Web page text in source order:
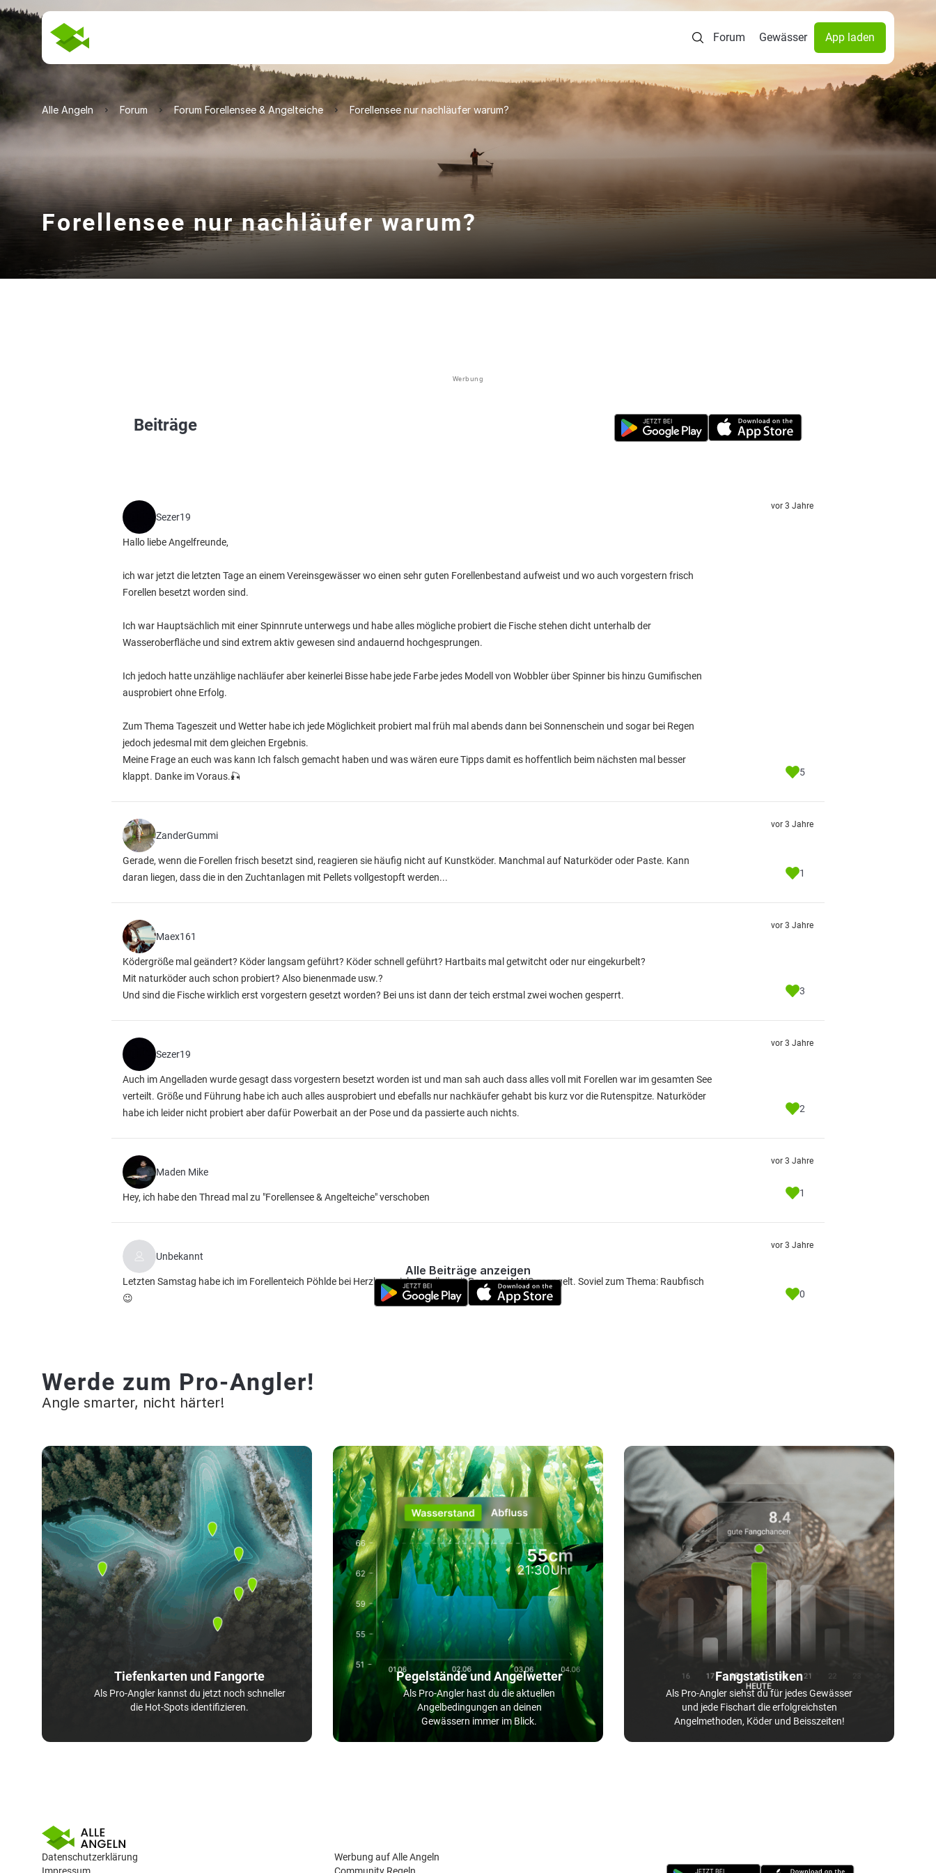
Forum Gewässer App laden
Alle Angeln Forum Forum Forellensee & Angelteiche Forellensee nur nachläufer warum?
Forellensee nur nachläufer warum?
Werbung
Beiträge
Sezer19
Hallo liebe Angelfreunde,
ich war jetzt die letzten Tage an einem Vereinsgewässer wo einen sehr guten Forellenbestand aufweist und wo auch vorgestern frisch
Forellen besetzt worden sind.
Ich war Hauptsächlich mit einer Spinnrute unterwegs und habe alles mögliche probiert die Fische stehen dicht unterhalb der
Wasseroberfläche und sind extrem aktiv gewesen sind andauernd hochgesprungen.
Ich jedoch hatte unzählige nachläufer aber keinerlei Bisse habe jede Farbe jedes Modell von Wobbler über Spinner bis hinzu Gumifischen
ausprobiert ohne Erfolg.
Zum Thema Tageszeit und Wetter habe ich jede Möglichkeit probiert mal früh mal abends dann bei Sonnenschein und sogar bei Regen
jedoch jedesmal mit dem gleichen Ergebnis.
Meine Frage an euch was kann Ich falsch gemacht haben und was wären eure Tipps damit es hoffentlich beim nächsten mal besser
klappt. Danke im Voraus.🎣
vor 3 Jahre
5
ZanderGummi
Gerade, wenn die Forellen frisch besetzt sind, reagieren sie häufig nicht auf Kunstköder. Manchmal auf Naturköder oder Paste. Kann
daran liegen, dass die in den Zuchtanlagen mit Pellets vollgestopft werden...
vor 3 Jahre
1
Maex161
Ködergröße mal geändert? Köder langsam geführt? Köder schnell geführt? Hartbaits mal getwitcht oder nur eingekurbelt?
Mit naturköder auch schon probiert? Also bienenmade usw.?
Und sind die Fische wirklich erst vorgestern gesetzt worden? Bei uns ist dann der teich erstmal zwei wochen gesperrt.
vor 3 Jahre
3
Sezer19
Auch im Angelladen wurde gesagt dass vorgestern besetzt worden ist und man sah auch dass alles voll mit Forellen war im gesamten See
verteilt. Größe und Führung habe ich auch alles ausprobiert und ebefalls nur nachkäufer gehabt bis kurz vor die Rutenspitze. Naturköder
habe ich leider nicht probiert aber dafür Powerbait an der Pose und da passierte auch nichts.
vor 3 Jahre
2
Maden Mike
Hey, ich habe den Thread mal zu "Forellensee & Angelteiche" verschoben
vor 3 Jahre
1
Unbekannt
Letzten Samstag habe ich im Forellenteich Pöhlde bei Herzberg viele Forellen mit Pose und MAIS geangelt. Soviel zum Thema: Raubfisch
😉
vor 3 Jahre
0
Alle Beiträge anzeigen
Werde zum Pro-Angler!
Angle smarter, nicht härter!
Tiefenkarten und Fangorte
Als Pro-Angler kannst du jetzt noch schneller
die Hot-Spots identifizieren.
Pegelstände und Angelwetter
Als Pro-Angler hast du die aktuellen
Angelbedingungen an deinen
Gewässern immer im Blick.
Fangstatistiken
Als Pro-Angler siehst du für jedes Gewässer
und jede Fischart die erfolgreichsten
Angelmethoden, Köder und Beisszeiten!
Datenschutzerklärung
Werbung auf Alle Angeln